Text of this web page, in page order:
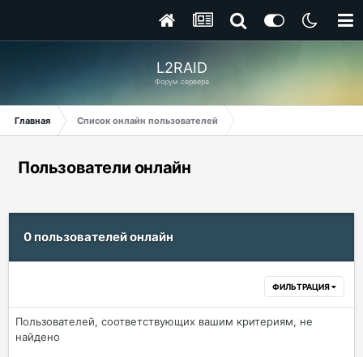
L2RAID
Форум сервера
Главная Список онлайн пользователей
Пользователи онлайн
0 пользователей онлайн
ФИЛЬТРАЦИЯ
Пользователей, соответствующих вашим критериям, не
найдено